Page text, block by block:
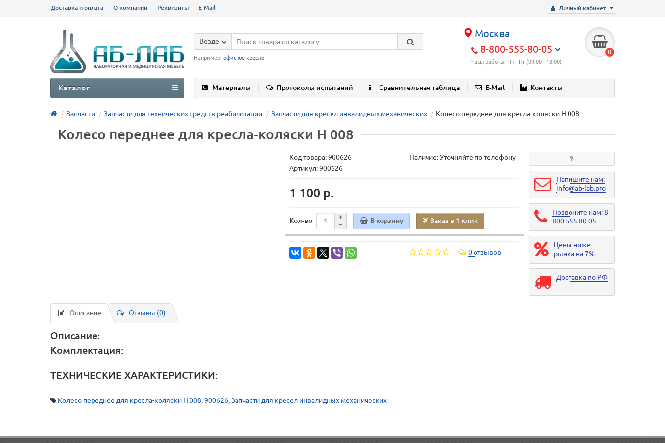
Личный кабинет
Доставка и оплата О компании Реквизиты E-Mail
Москва
8-800-555-80-05
Часы работы: Пн - Пт (09:00 - 18:00)
0
Везде
Например: офисное кресло
Материалы Протоколы испытаний Сравнительная таблица E-Mail Контакты
Каталог
Запчасти Запчасти для технических средств реабилитации Запчасти для кресел инвалидных механических Колесо переднее для кресла-коляски Н 008
Колесо переднее для кресла-коляски Н 008
Код товара:900626
Наличие: Уточняйте по телефону
Артикул: 900626
1 100 р.
Кол-во В корзину Заказ в 1 клик
0 отзывов
Напишите нам:
info@ab-lab.pro
Позвоните нам: 8
800 555 80 05
Цены ниже
рынка на 7%
Доставка по РФ
Описание Отзывы (0)
Описание:
Комплектация:
ТЕХНИЧЕСКИЕ ХАРАКТЕРИСТИКИ:
Колесо переднее для кресла-коляски Н 008,900626,Запчасти для кресел инвалидных механических